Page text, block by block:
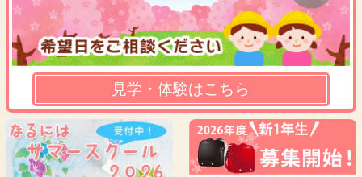
見学・体験はこちら